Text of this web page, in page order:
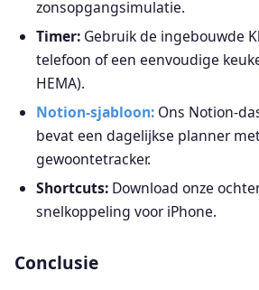
zonsopgangsimulatie.
Timer: Gebruik de ingebouwde
telefoon of een eenvoudige
HEMA).
Notion-sjabloon: Ons Notion-
bevat een dagelijkse planner
gewoontetracker.
Shortcuts: Download onze
snelkoppeling voor iPhone.
Conclusie